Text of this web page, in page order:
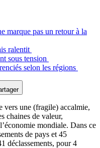
marque pas un retour à la
ralentit
sous tension
selon les régions
vers une (fragile) accalmie,
chaines de valeur,
mondiale. Dans ce
de pays et 45
déclassements, pour 4